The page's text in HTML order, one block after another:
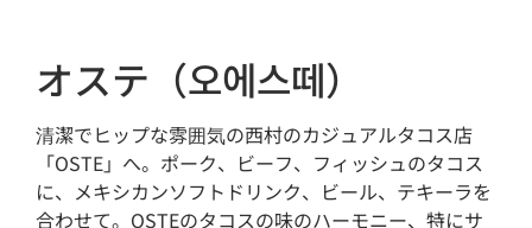
オステ（오에스떼）
清潔でヒップな雰囲気の西村のカジュアルタコス店
「OSTE」へ。ポーク、ビーフ、フィッシュのタコス
に、メキシカンソフトドリンク、ビール、テキーラを
合わせて。OSTEのタコスの味のハーモニー、特にサ